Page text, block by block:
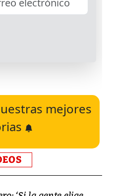
mejores